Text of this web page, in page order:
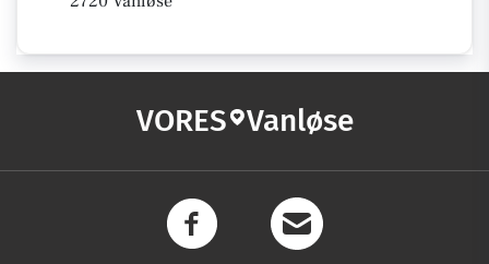
VORES Vanløse